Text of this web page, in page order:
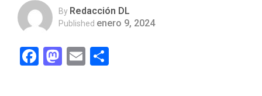
By Redacción DL
Published enero 9, 2024
Facebook
Mastodon
Email